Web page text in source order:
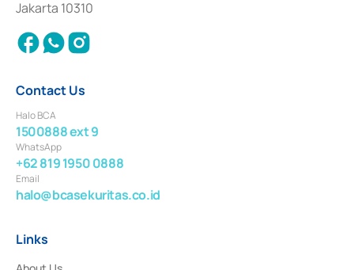
2018.
Jakarta 10310
Contact Us
Halo BCA
1500888 ext 9
WhatsApp
+62 819 1950 0888
Email
halo@bcasekuritas.co.id
Links